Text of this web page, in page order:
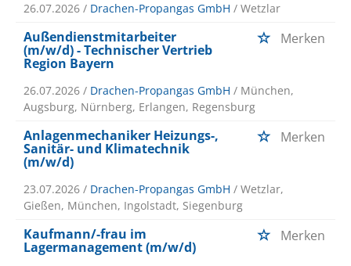
26.07.2026 / Drachen-Propangas GmbH / Wetzlar
Außendienstmitarbeiter
(m/w/d) - Technischer Vertrieb
Region Bayern
Merken
26.07.2026 / Drachen-Propangas GmbH / München,
Augsburg, Nürnberg, Erlangen, Regensburg
Anlagenmechaniker Heizungs-,
Sanitär- und Klimatechnik
(m/w/d)
Merken
23.07.2026 / Drachen-Propangas GmbH / Wetzlar,
Gießen, München, Ingolstadt, Siegenburg
Kaufmann/-frau im
Lagermanagement (m/w/d)
Merken